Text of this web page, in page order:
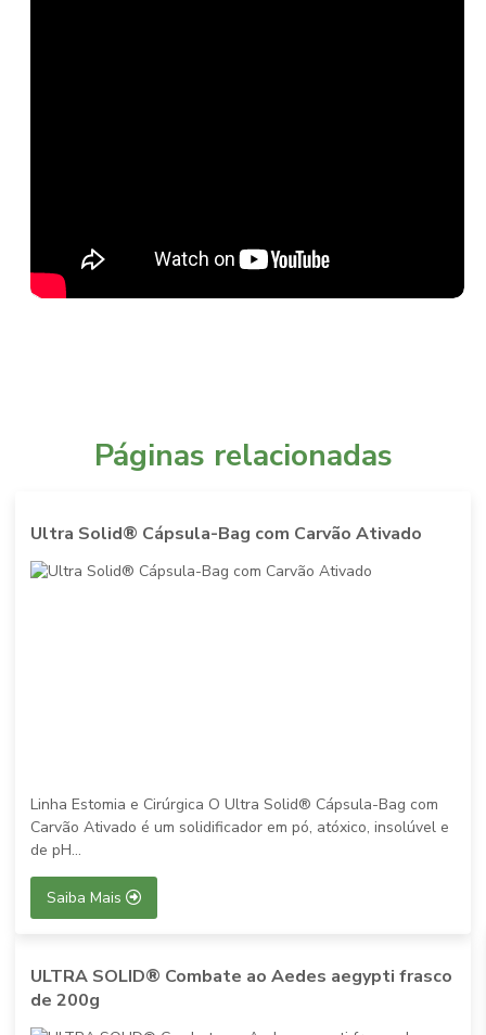
Páginas relacionadas
Ultra Solid® Cápsula-Bag com Carvão Ativado
Linha Estomia e Cirúrgica O Ultra Solid® Cápsula-Bag com
Carvão Ativado é um solidificador em pó, atóxico, insolúvel e
de pH...
Saiba Mais
ULTRA SOLID® Combate ao Aedes aegypti frasco
de 200g